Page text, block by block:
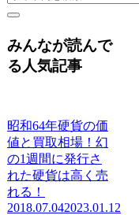
みんなが読んで
る人気記事
昭和64年硬貨の価
値と買取相場！幻
の1週間に発行さ
れた硬貨は高く売
れる！
2018.07.042023.01.12